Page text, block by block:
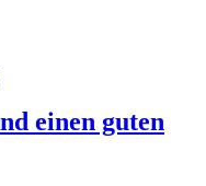
einen guten